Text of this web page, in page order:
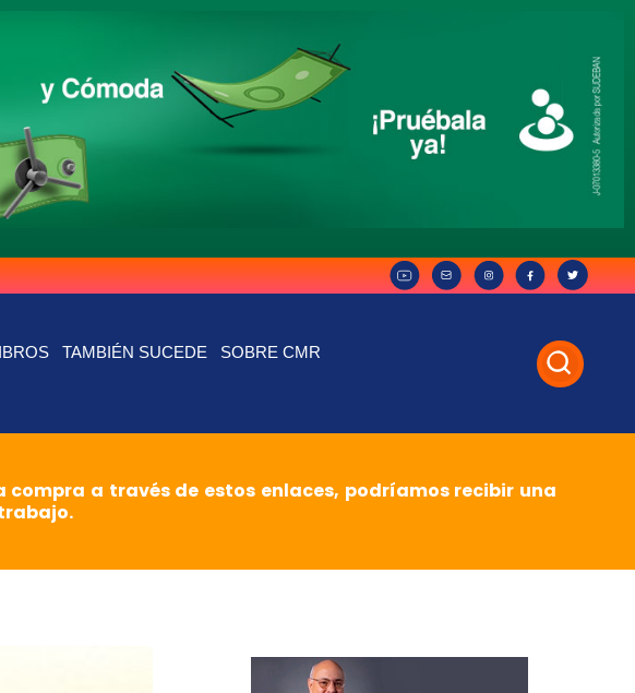
TAMBIÉN SUCEDE SOBRE CMR
compra a través de estos enlaces, podríamos recibir una